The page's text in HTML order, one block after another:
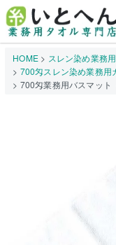
HOME
スレン染め業務
700匁スレン染め業務用
700匁業務用バスマット